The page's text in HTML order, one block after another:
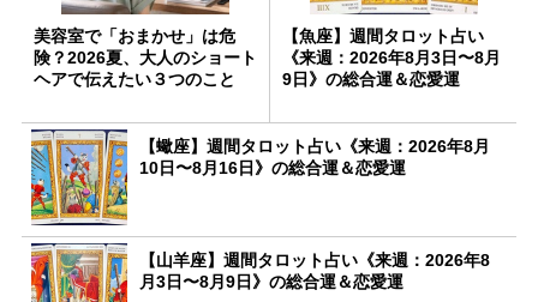
美容室で「おまかせ」は危
険？2026夏、大人のショート
ヘアで伝えたい３つのこと
【魚座】週間タロット占い
《来週：2026年8月3日〜8月
9日》の総合運＆恋愛運
【蠍座】週間タロット占い《来週：2026年8月
10日〜8月16日》の総合運＆恋愛運
【山羊座】週間タロット占い《来週：2026年8
月3日〜8月9日》の総合運＆恋愛運